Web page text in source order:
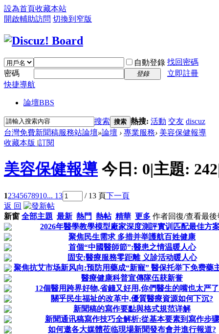
設為首頁收藏本站
開啟輔助訪問 切換到窄版
自動登錄 找回密碼
密碼
登錄
立即註冊
快捷導航
論壇BBS
搜索 搜索 熱搜: 活動 交友 discuz
台灣免費新聞稿服務站論壇»論壇 › 專業服務› 美容保健報導
收藏本版 |訂閱
美容保健報導 今日: 0|主題: 242
12345678910... 13 / 13 頁下一頁
返 回
新窗 全部主題 最新 熱門 熱帖 精華 更多 作者回復/查看最後
2026年醫學教學模型廠家深度測評實训匹配最佳方
聚焦民生需求 多措并举護航百姓健康
首個“中國醫師節”:醫患之情温暖人心
固安:醫療服務零距離 义診活动暖人心
聚焦抗艾市场新风向:预防用藥成“新寵” 醫保托举下免费藥
醫療健康科普宣傳隊伍获新誉
12個醫用跨界好物,省錢又好用,你們醫生的嘴也太严
關乎民生福祉的改革中,優質醫療資源如何下沉?
新聞稿的寫作要點與格式規范详解
新聞通讯稿寫作技巧全解析:從基本要素到寫作步骤
如何邀各大媒體莅临現場新聞發布會并進行報道?